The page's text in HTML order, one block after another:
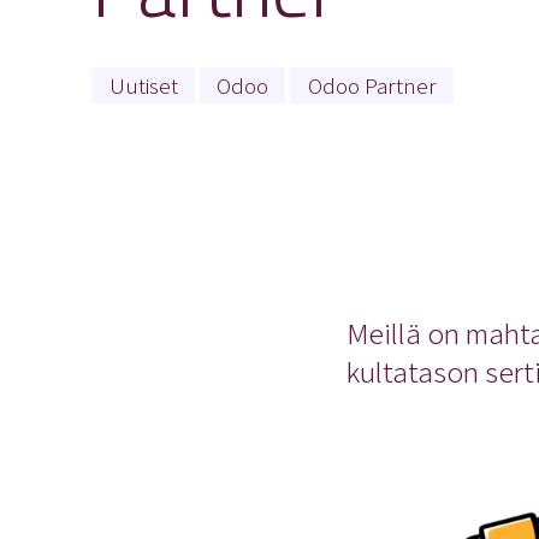
Uutiset Odoo Odoo Partner
Meillä on
kultatason